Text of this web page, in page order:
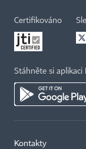
Certifikováno
Stáhněte si aplikaci
Kontakty